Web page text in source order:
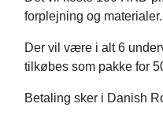
forplejning og materialer.
Der vil være i alt 6
tilkøbes som pakke for
Betaling sker i Danish